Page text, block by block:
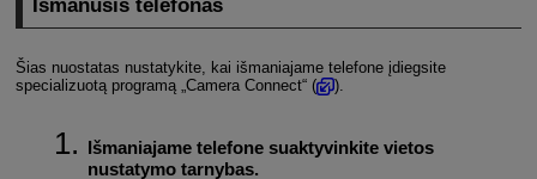
Išmanusis telefonas
Šias nuostatas nustatykite, kai išmaniajame telefone įdiegsite
specializuotą programą „Camera Connect“ (
).
Išmaniajame telefone suaktyvinkite vietos
nustatymo tarnybas.